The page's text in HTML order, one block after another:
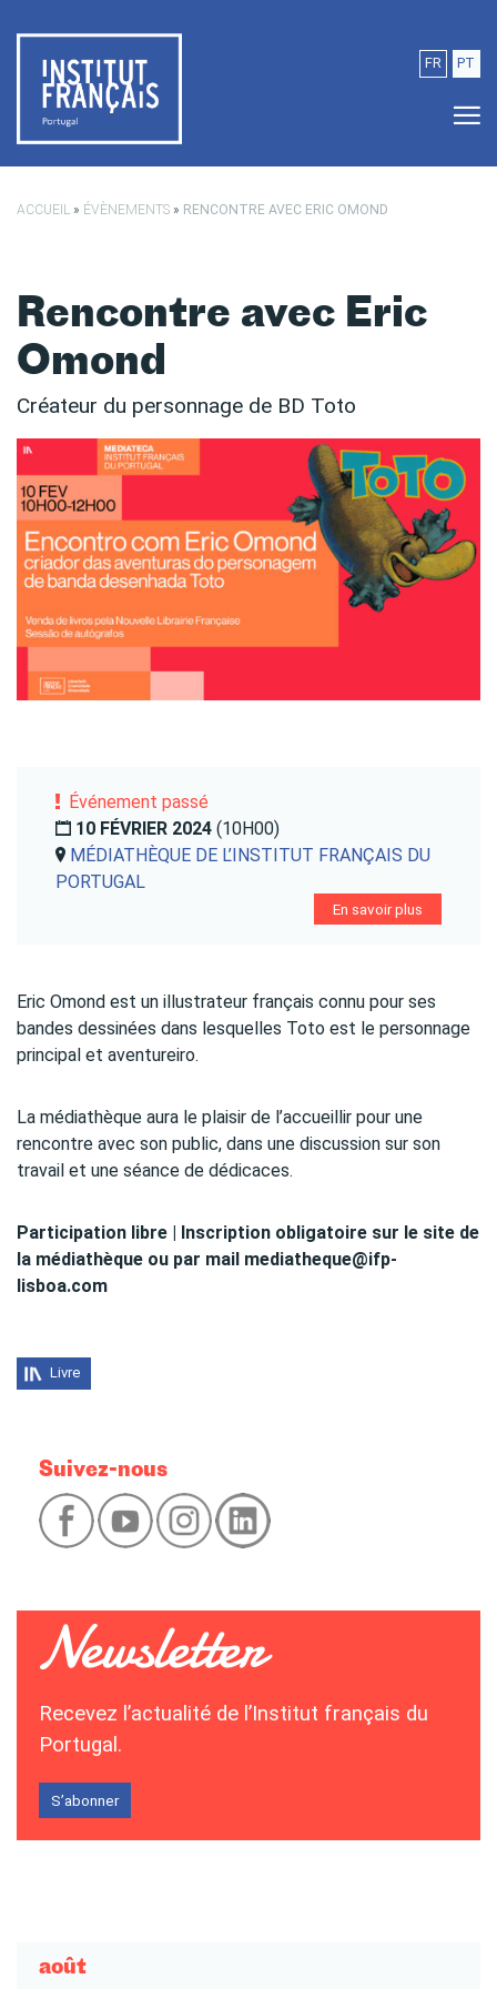
FR PT
ACCUEIL » ÉVÈNEMENTS » RENCONTRE AVEC ERIC OMOND
Rencontre avec Eric
Omond
Créateur du personnage de BD Toto
Événement passé
10 FÉVRIER 2024 (10H00)
MÉDIATHÈQUE DE L’INSTITUT FRANÇAIS DU
PORTUGAL
En savoir plus
Eric Omond est un illustrateur français connu pour ses
bandes dessinées dans lesquelles Toto est le personnage
principal et aventureiro.
La médiathèque aura le plaisir de l’accueillir pour une
rencontre avec son public, dans une discussion sur son
travail et une séance de dédicaces.
Participation libre | Inscription obligatoire sur le site de
la médiathèque ou par mail mediatheque@ifp-
lisboa.com
Livre
Suivez-nous
Recevez l’actualité de l’Institut français du
Portugal.
S’abonner
août